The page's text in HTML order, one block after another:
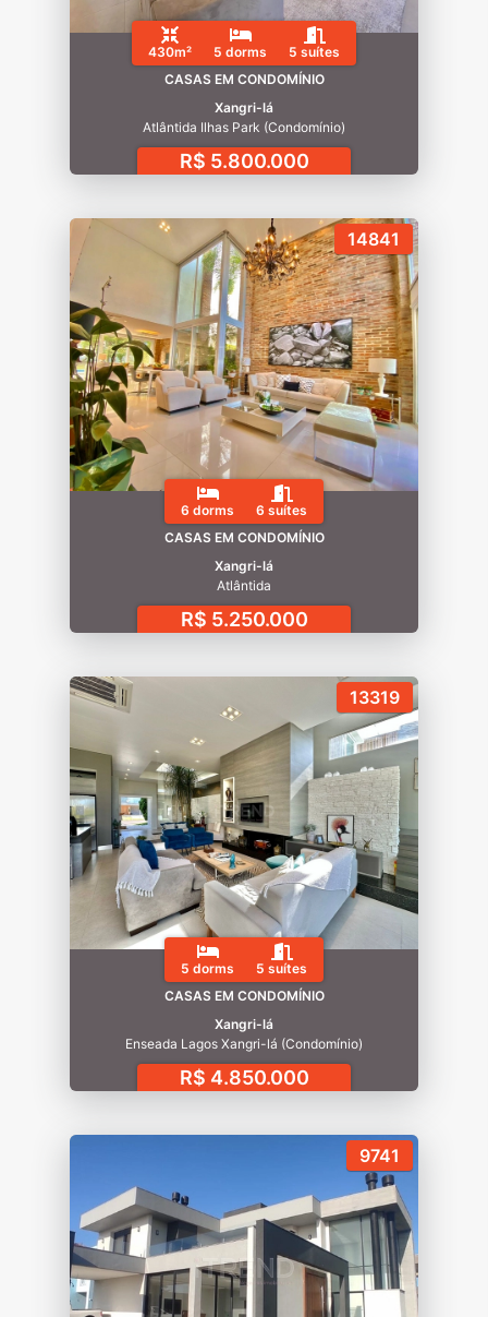
430m² 5 dorms
5 suítes
CASAS EM CONDOMÍNIO
Xangri-lá
Atlântida Ilhas Park (Condomínio)
R$ 5.800.000
14841
6 dorms
6 suítes
CASAS EM CONDOMÍNIO
Xangri-lá
Atlântida
R$ 5.250.000
13319
5 dorms
5 suítes
CASAS EM CONDOMÍNIO
Xangri-lá
Enseada Lagos Xangri-lá (Condomínio)
R$ 4.850.000
9741